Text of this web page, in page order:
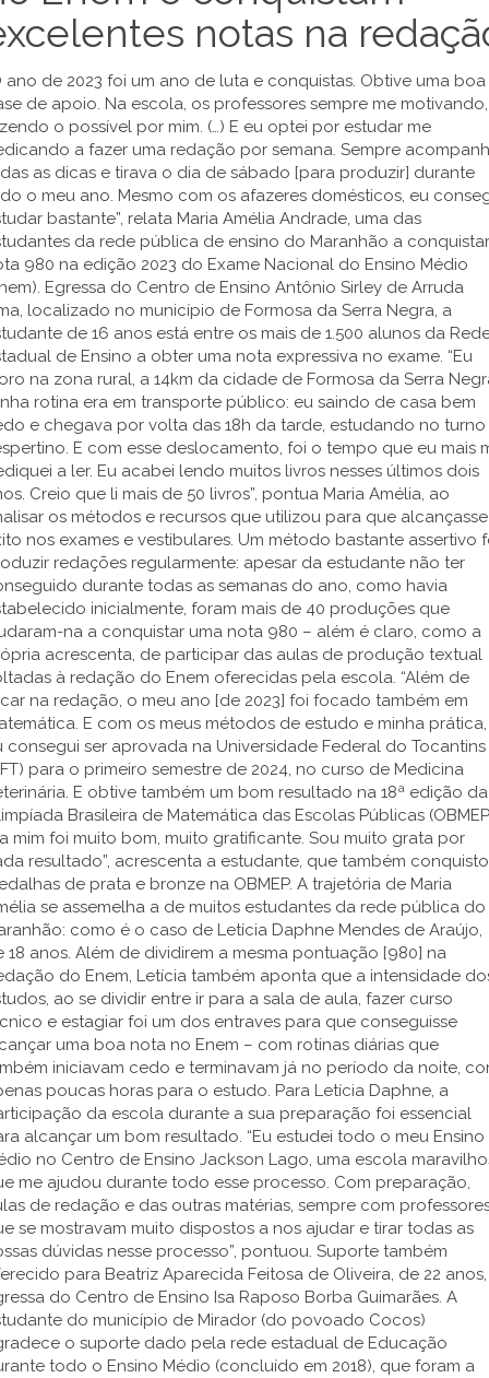
notas na
ano de 2023 foi um ano de luta e conquistas. Obtive uma boa
de apoio. Na escola, os professores sempre me motivando,
o possível por mim. (…) E eu optei por estudar me
a fazer uma redação por semana. Sempre
as dicas e tirava o dia de sábado [para produzir] durante
o meu ano. Mesmo com os afazeres domésticos, eu
bastante”, relata Maria Amélia Andrade, uma das
da rede pública de ensino do Maranhão a
980 na edição 2023 do Exame Nacional do Ensino Médio
Egressa do Centro de Ensino Antônio Sirley de Arruda
localizado no município de Formosa da Serra Negra, a
de 16 anos está entre os mais de 1.500 alunos da
de Ensino a obter uma nota expressiva no exame. “Eu
na zona rural, a 14km da cidade de Formosa da Serra
rotina era em transporte público: eu saindo de casa bem
e chegava por volta das 18h da tarde, estudando no turno
E com esse deslocamento, foi o tempo que eu mais
a ler. Eu acabei lendo muitos livros nesses últimos dois
Creio que li mais de 50 livros”, pontua Maria Amélia, ao
os métodos e recursos que utilizou para que alcançasse
nos exames e vestibulares. Um método bastante assertivo
redações regularmente: apesar da estudante não ter
durante todas as semanas do ano, como havia
inicialmente, foram mais de 40 produções que
na a conquistar uma nota 980 – além é claro, como a
acrescenta, de participar das aulas de produção textual
à redação do Enem oferecidas pela escola. “Além de
na redação, o meu ano [de 2023] foi focado também em
E com os meus métodos de estudo e minha prática,
consegui ser aprovada na Universidade Federal do Tocantins
para o primeiro semestre de 2024, no curso de Medicina
E obtive também um bom resultado na 18ª edição da
Brasileira de Matemática das Escolas Públicas
mim foi muito bom, muito gratificante. Sou muito grata por
resultado”, acrescenta a estudante, que também
de prata e bronze na OBMEP. A trajetória de Maria
se assemelha a de muitos estudantes da rede pública do
como é o caso de Letícia Daphne Mendes de Araújo,
18 anos. Além de dividirem a mesma pontuação [980] na
do Enem, Letícia também aponta que a intensidade
ao se dividir entre ir para a sala de aula, fazer curso
e estagiar foi um dos entraves para que conseguisse
uma boa nota no Enem – com rotinas diárias que
iniciavam cedo e terminavam já no período da noite,
poucas horas para o estudo. Para Letícia Daphne, a
da escola durante a sua preparação foi essencial
alcançar um bom resultado. “Eu estudei todo o meu Ensino
no Centro de Ensino Jackson Lago, uma escola
me ajudou durante todo esse processo. Com preparação,
de redação e das outras matérias, sempre com
se mostravam muito dispostos a nos ajudar e tirar todas as
dúvidas nesse processo”, pontuou. Suporte também
para Beatriz Aparecida Feitosa de Oliveira, de 22 anos,
do Centro de Ensino Isa Raposo Borba Guimarães. A
do município de Mirador (do povoado Cocos)
o suporte dado pela rede estadual de Educação
todo o Ensino Médio (concluído em 2018), que foram a